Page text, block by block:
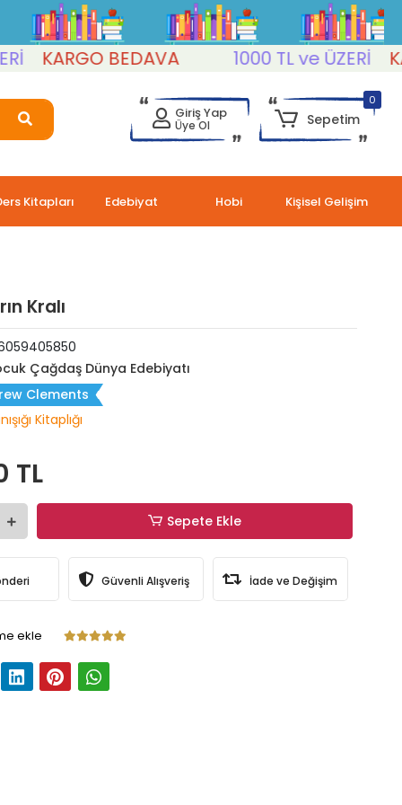
BEDAVA 1000 TL ve ÜZERİ
Giriş Yap
Üye Ol
0
Sepetim
Kitapları Edebiyat Hobi Kişisel Gelişim
Kralı
Çağdaş Dünya Edebiyatı
Clements
Kitaplığı
TL
Sepete Ekle
Güvenli Alışveriş İade ve Değişim
ekle